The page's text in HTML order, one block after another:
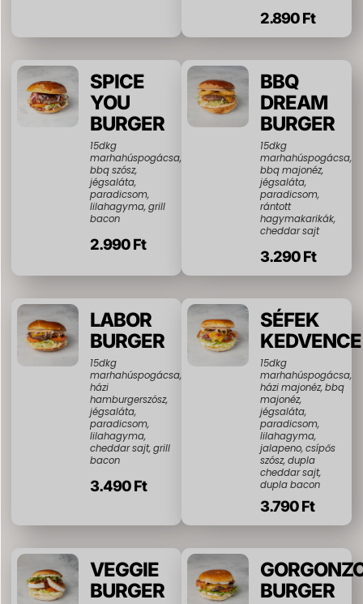
2.890 Ft
SPICE
YOU
BURGER
15dkg
marhahúspogácsa,
bbq szósz,
jégsaláta,
paradicsom,
lilahagyma, grill
bacon
2.990 Ft
BBQ
DREAM
BURGER
15dkg
marhahúspogácsa,
bbq majonéz,
jégsaláta,
paradicsom,
rántott
hagymakarikák,
cheddar sajt
3.290 Ft
LABOR
BURGER
15dkg
marhahúspogácsa,
házi
hamburgerszósz,
jégsaláta,
paradicsom,
lilahagyma,
cheddar sajt, grill
bacon
3.490 Ft
SÉFEK
KEDVENCE
15dkg
marhahúspogácsa,
házi majonéz, bbq
majonéz,
jégsaláta,
paradicsom,
lilahagyma,
jalapeno, csípős
szósz, dupla
cheddar sajt,
dupla bacon
3.790 Ft
VEGGIE
BURGER
BURGER